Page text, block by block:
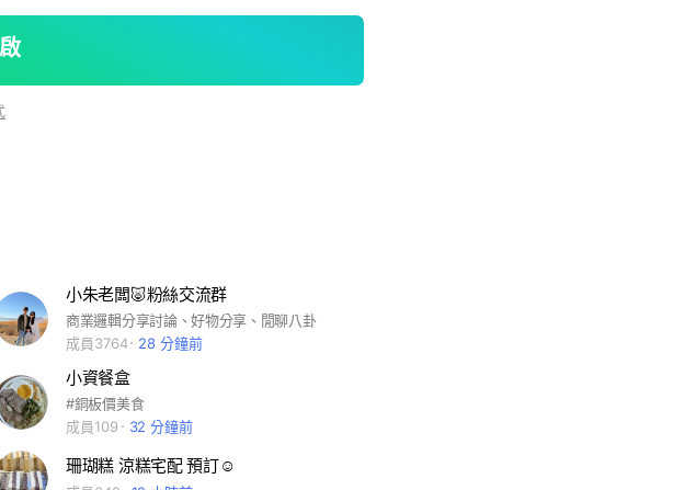
小朱老闆🐷粉絲交流群
商業邏輯分享討論、好物分享、閒聊八卦
成員3764
28 分鐘前
小資餐盒
#銅板價美食
成員109
32 分鐘前
珊瑚糕 涼糕宅配 預訂☺️